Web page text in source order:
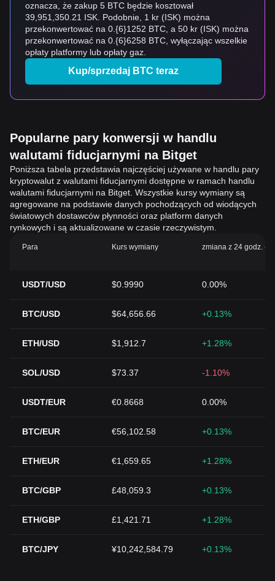
oznacza, że zakup 5 BTC będzie kosztował
39,951,350.21 ISK. Podobnie, 1 kr (ISK) można
przekonwertować na 0.{6}1252 BTC, a 50 kr (ISK) można
przekonwertować na 0.{6}6258 BTC, wyłączając wszelkie
opłaty platformy lub opłaty gaz.
Kup/sprzedaj BTC teraz
Popularne pary konwersji w handlu
walutami fiducjarnymi na Bitget
Poniższa tabela przedstawia najczęściej używane w handlu pary
kryptowalut z walutami fiducjarnymi dostępne w ramach handlu
walutami fiducjarnymi na Bitget. Wszystkie kursy wymiany są
agregowane na podstawie danych pochodzących od wiodących
światowych dostawców płynności oraz platform danych
rynkowych i są aktualizowane w czasie rzeczywistym.
Para Kurs wymiany zmiana z 24 godz.
USDT/USD $0.9990 0.00%
BTC/USD $64,656.66 +0.13%
ETH/USD $1,912.7 +1.28%
SOL/USD $73.37 -1.10%
USDT/EUR €0.8668 0.00%
BTC/EUR €56,102.58 +0.13%
ETH/EUR €1,659.65 +1.28%
BTC/GBP £48,059.3 +0.13%
ETH/GBP £1,421.71 +1.28%
BTC/JPY ¥10,242,584.79 +0.13%